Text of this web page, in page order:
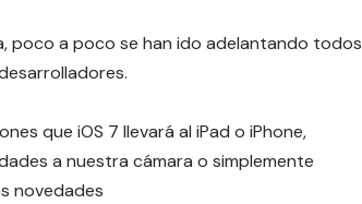
poco a poco se han ido adelantando todos
que iOS 7 llevará al iPad o iPhone,
a nuestra cámara o simplemente
novedades